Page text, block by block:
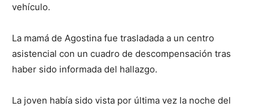
vehículo.
La mamá de Agostina fue trasladada a un centro
asistencial con un cuadro de descompensación tras
haber sido informada del hallazgo.
La joven había sido vista por última vez la noche del